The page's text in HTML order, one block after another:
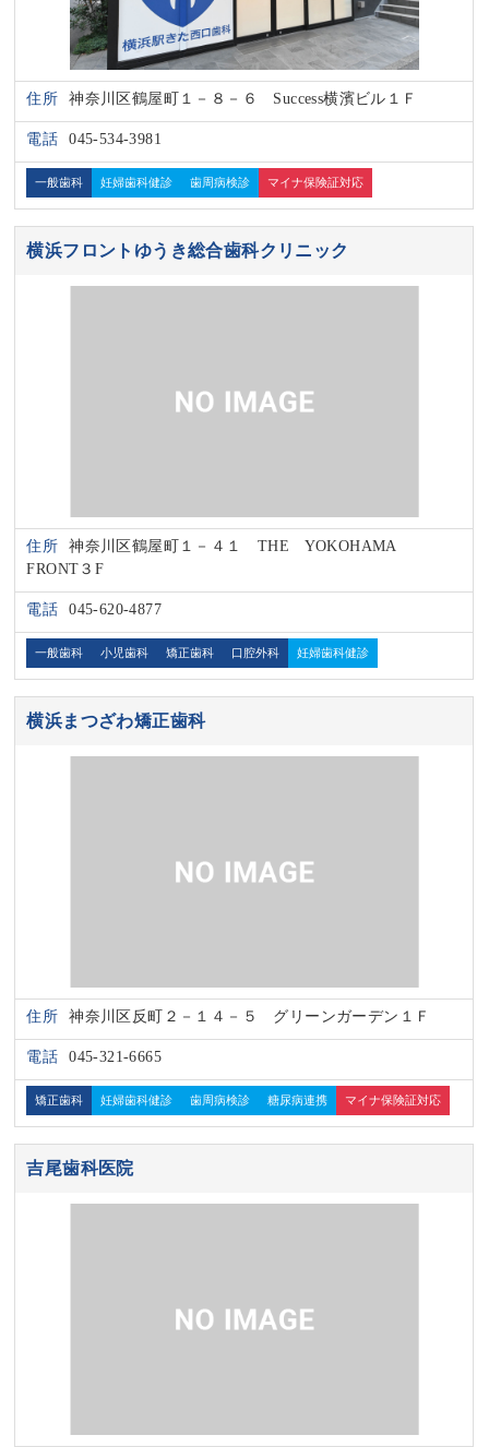
住所 神奈川区鶴屋町１－８－６ Success横濱ビル１Ｆ
電話 045-534-3981
一般歯科 妊婦歯科健診 歯周病検診 マイナ保険証対応
横浜フロントゆうき総合歯科クリニック
住所
神奈川区鶴屋町１－４１ THE YOKOHAMA
FRONT３F
電話 045-620-4877
一般歯科 小児歯科 矯正歯科 口腔外科 妊婦歯科健診
横浜まつざわ矯正歯科
住所 神奈川区反町２－１４－５ グリーンガーデン１Ｆ
電話 045-321-6665
矯正歯科 妊婦歯科健診 歯周病検診 糖尿病連携 マイナ保険証対応
吉尾歯科医院